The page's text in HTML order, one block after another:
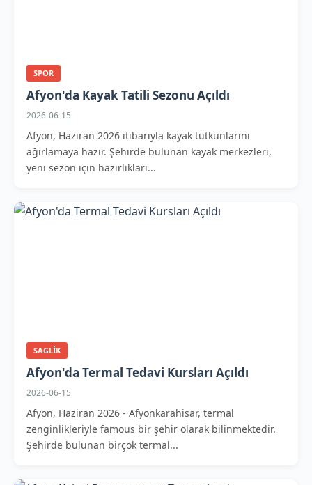
SPOR
Afyon'da Kayak Tatili Sezonu Açıldı
2026-06-15
Afyon, Haziran 2026 itibarıyla kayak tutkunlarını
ağırlamaya hazır. Şehirde bulunan kayak merkezleri,
yeni sezon için hazırlıkları...
SAGLIK
Afyon'da Termal Tedavi Kursları Açıldı
2026-06-15
Afyon, Haziran 2026 - Afyonkarahisar, termal
zenginlikleriyle famous bir şehir olarak bilinmektedir.
Şehirde bulunan birçok termal...